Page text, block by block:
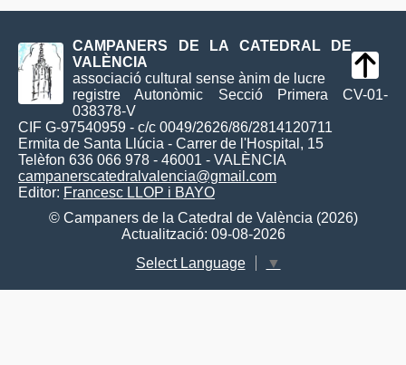
CAMPANERS DE LA CATEDRAL DE
VALÈNCIA
associació cultural sense ànim de lucre
registre Autonòmic Secció Primera CV-01-
038378-V
CIF G-97540959 - c/c 0049/2626/86/2814120711
Ermita de Santa Llúcia - Carrer de l'Hospital, 15
Telèfon 636 066 978 - 46001 - VALÈNCIA
campanerscatedralvalencia@gmail.com
Editor: Francesc LLOP i BAYO
© Campaners de la Catedral de València (2026)
Actualització: 09-08-2026
Select Language
▼